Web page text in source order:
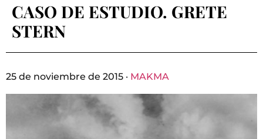
CASO DE ESTUDIO. GRETE
STERN
25 de noviembre de 2015 · MAKMA